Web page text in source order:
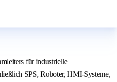
für industrielle
SPS, Roboter, HMI-Systeme,